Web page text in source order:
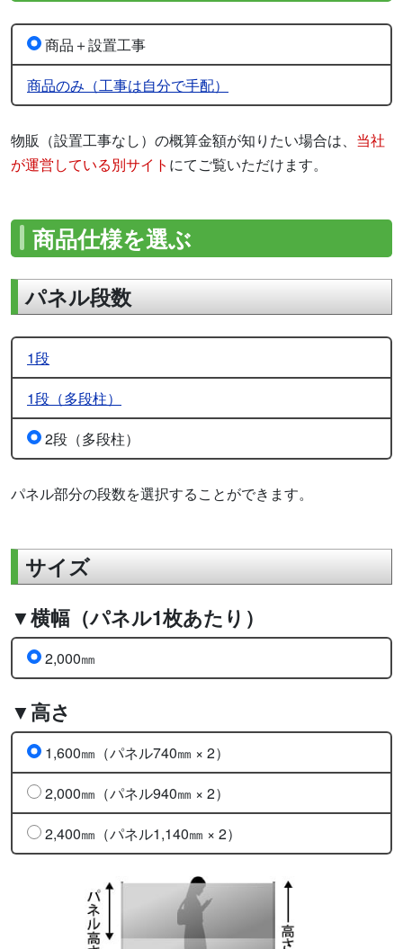
物販（設置工事なし）の概算金額が知りたい場合は、 当社
が運営している別サイト にてご覧いただけます。
商品＋設置工事
商品のみ（工事は自分で手配）
商品仕様を選ぶ
パネル段数
パネル部分の段数を選択することができます。
1段
1段（多段柱）
2段（多段柱）
サイズ
▼横幅（パネル1枚あたり）
2,000㎜
▼高さ
1,600㎜（パネル740㎜ × 2）
2,000㎜（パネル940㎜ × 2）
2,400㎜（パネル1,140㎜ × 2）